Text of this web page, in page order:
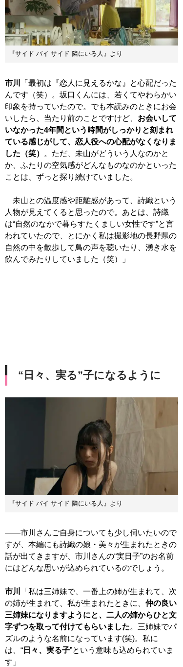
『サイド バイ サイド 隣にいる人』より
市川
「最初は『恋人に見えるかな』と心配だった
んです（笑）。坂口くんには、若くてやわらかい
印象を持っていたので。でも本読みのときにお会
いしたら、当たり前のことですけど、 お会いして
いなかった4年間という時間がしっかりと刻まれ
ている感じがして、恋人役への心配がなくなりま
した（笑）
。ただ、未山がどういう人なのかと
か、ふたりの空気感がどんなものなのかといった
ことは、ずっと探り続けていました。
未山との温度感や距離感があって、詩織という
人物が見えてくると思ったので。あとは、詩織
は“自然のなかで暮らすたくましい女性です”と言
われていたので、とにかく私は撮影地の長野県の
自然の中を散歩して鳥の声を聴いたり、湧き水を
飲んでみたりしていました（笑）」
“日々、実る”子になるように
『サイド バイ サイド 隣にいる人』より
――市川さんご自身についても少し伺いたいので
すが、本編にも詩織の娘・美々が生まれたときの
話が出てきますが、市川さんの“実日子”のお名前
にはどんな思いが込められているのでしょう。
市川
「私は三姉妹で、一番上の姉が生まれて、次
の姉が生まれて、私が生まれたときに、 仲の良い
三姉妹になりますようにと、二人の姉からひと文
字ずつを取って付けてもらいました。三姉妹でパ
ズルのような名前になっています(笑)。私に
は、“ 日々、実る子”という意味も込められていま
す」